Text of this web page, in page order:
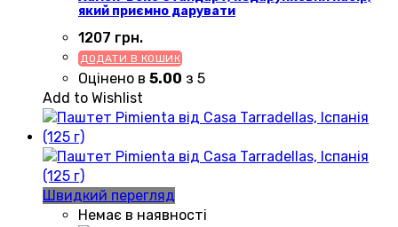
який приємно дарувати
1207 грн.
ДОДАТИ В КОШИК
Оцінено в 5.00 з 5
Add to Wishlist
Швидкий перегляд
Немає в наявності